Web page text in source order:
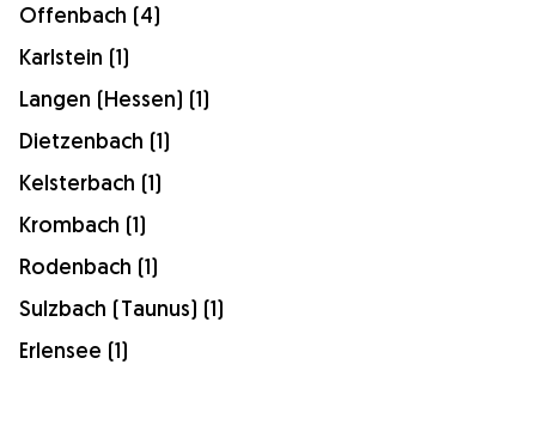
Offenbach (4)
Karlstein (1)
Langen (Hessen) (1)
Dietzenbach (1)
Kelsterbach (1)
Krombach (1)
Rodenbach (1)
Sulzbach (Taunus) (1)
Erlensee (1)